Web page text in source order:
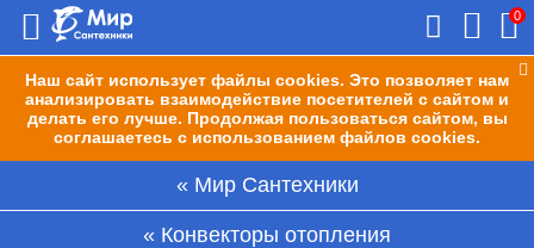
Наш сайт использует файлы cookies. Это позволяет нам
анализировать взаимодействие посетителей с сайтом и
делать его лучше. Продолжая пользоваться сайтом, вы
соглашаетесь с использованием файлов cookies.
0
Мир Сантехники
Конвекторы отопления